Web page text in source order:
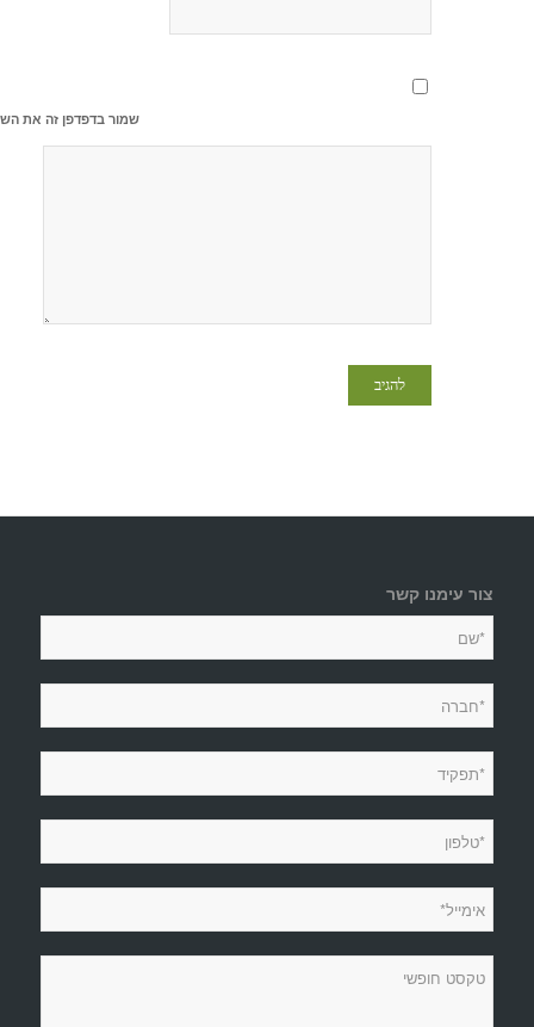
שמור בדפדפן זה את
צור עימנו קשר